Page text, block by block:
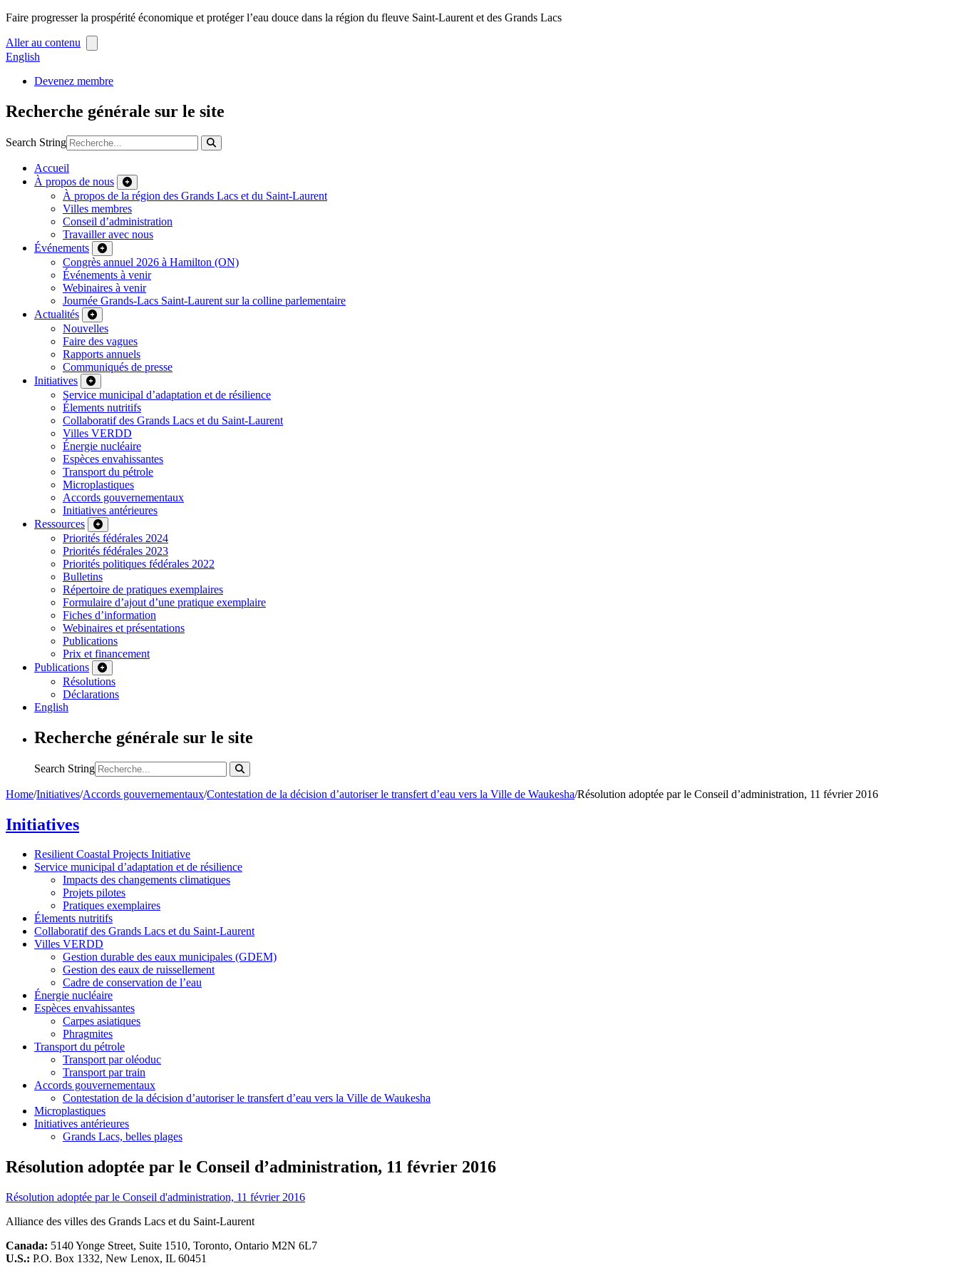
Faire progresser la prospérité économique et protéger l’eau douce dans la région du fleuve Saint-Laurent et des Grands Lacs
Aller au contenu
English
Devenez membre
Recherche générale sur le site
Search String
Accueil
À propos de nous
À propos de la région des Grands Lacs et du Saint-Laurent
Villes membres
Conseil d’administration
Travailler avec nous
Événements
Congrès annuel 2026 à Hamilton (ON)
Événements à venir
Webinaires à venir
Journée Grands-Lacs Saint-Laurent sur la colline parlementaire
Actualités
Nouvelles
Faire des vagues
Rapports annuels
Communiqués de presse
Initiatives
Service municipal d’adaptation et de résilience
Élements nutritifs
Collaboratif des Grands Lacs et du Saint-Laurent
Villes VERDD
Énergie nucléaire
Espèces envahissantes
Transport du pétrole
Microplastiques
Accords gouvernementaux
Initiatives antérieures
Ressources
Priorités fédérales 2024
Priorités fédérales 2023
Priorités politiques fédérales 2022
Bulletins
Répertoire de pratiques exemplaires
Formulaire d’ajout d’une pratique exemplaire
Fiches d’information
Webinaires et présentations
Publications
Prix et financement
Publications
Résolutions
Déclarations
English
Recherche générale sur le site
Search String
Home/Initiatives/Accords gouvernementaux/Contestation de la décision d’autoriser le transfert d’eau vers la Ville de Waukesha/Résolution adoptée par le Conseil d’administration, 11 février 2016
Initiatives
Resilient Coastal Projects Initiative
Service municipal d’adaptation et de résilience
Impacts des changements climatiques
Projets pilotes
Pratiques exemplaires
Élements nutritifs
Collaboratif des Grands Lacs et du Saint-Laurent
Villes VERDD
Gestion durable des eaux municipales (GDEM)
Gestion des eaux de ruissellement
Cadre de conservation de l’eau
Énergie nucléaire
Espèces envahissantes
Carpes asiatiques
Phragmites
Transport du pétrole
Transport par oléoduc
Transport par train
Accords gouvernementaux
Contestation de la décision d’autoriser le transfert d’eau vers la Ville de Waukesha
Microplastiques
Initiatives antérieures
Grands Lacs, belles plages
Résolution adoptée par le Conseil d’administration, 11 février 2016
Résolution adoptée par le Conseil d'administration, 11 février 2016
Alliance des villes des Grands Lacs et du Saint-Laurent
Canada: 5140 Yonge Street, Suite 1510, Toronto, Ontario M2N 6L7
U.S.: P.O. Box 1332, New Lenox, IL 60451